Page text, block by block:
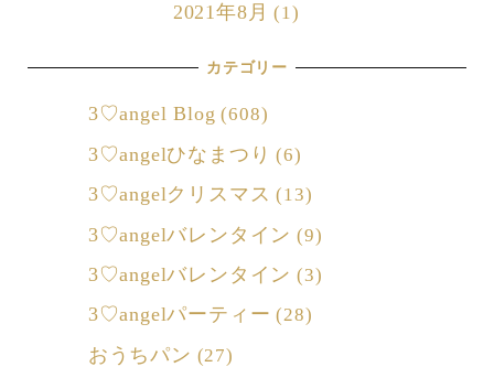
2021年8月 (1)
カテゴリー
3♡angel Blog (608)
3♡angelひなまつり (6)
3♡angelクリスマス (13)
3♡angelバレンタイン (9)
3♡angelバレンタイン (3)
3♡angelパーティー (28)
おうちパン (27)